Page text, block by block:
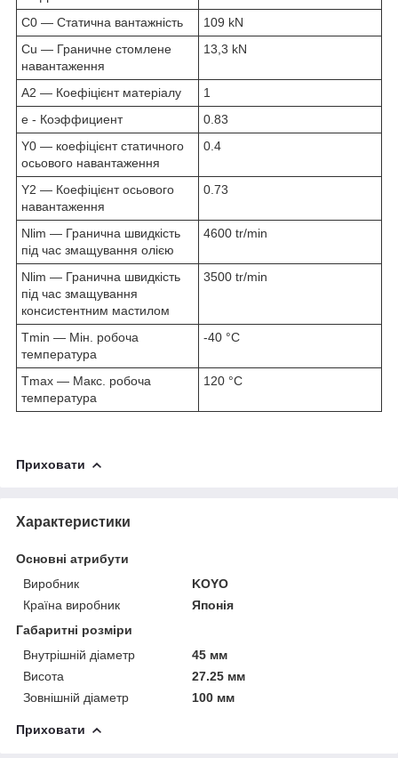
C0 — Статична вантажність
109 kN
Cu — Граничне стомлене
навантаження
13,3 kN
A2 — Коефіцієнт матеріалу
1
е - Коэффициент
0.83
Y0 — коефіцієнт статичного
осьового навантаження
0.4
Y2 — Коефіцієнт осьового
навантаження
0.73
Nlim — Гранична швидкість
під час змащування олією
4600 tr/min
Nlim — Гранична швидкість
під час змащування
консистентним мастилом
3500 tr/min
Tmin — Мін. робоча
температура
-40 °C
Tmax — Макс. робоча
температура
120 °C
Приховати
Характеристики
Основні атрибути
Виробник
KOYO
Країна виробник
Японія
Габаритні розміри
Внутрішній діаметр
45 мм
Висота
27.25 мм
Зовнішній діаметр
100 мм
Приховати